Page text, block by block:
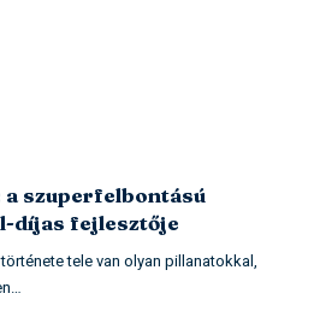
szuperfelbontású
díjas fejlesztője
tele van olyan pillanatokkal,